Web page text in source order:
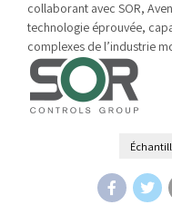
collaborant avec SOR,
technologie éprouvée,
complexes de l’industrie